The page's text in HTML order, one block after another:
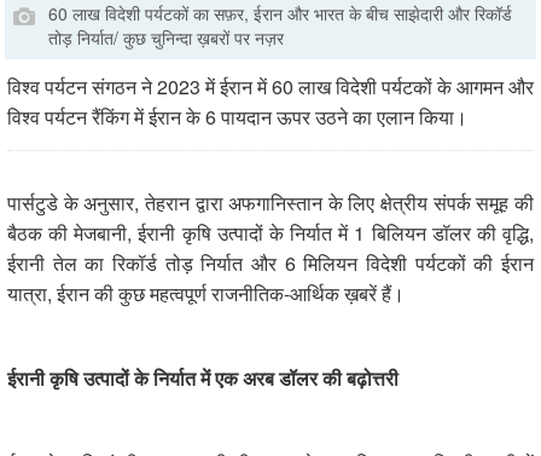
60 लाख विदेशी पर्यटकों का सफ़र, ईरान और भारत के बीच साझेदारी और रिकॉर्ड
तोड़ निर्यात/ कुछ चुनिन्दा ख़बरों पर नज़र
विश्व पर्यटन संगठन ने 2023 में ईरान में 60 लाख विदेशी पर्यटकों के आगमन और
विश्व पर्यटन रैंकिंग में ईरान के 6 पायदान ऊपर उठने का एलान किया।
पार्सटुडे के अनुसार, तेहरान द्वारा अफगानिस्तान के लिए क्षेत्रीय संपर्क समूह की
बैठक की मेजबानी, ईरानी कृषि उत्पादों के निर्यात में 1 बिलियन डॉलर की वृद्धि,
ईरानी तेल का रिकॉर्ड तोड़ निर्यात और 6 मिलियन विदेशी पर्यटकों की ईरान
यात्रा, ईरान की कुछ महत्वपूर्ण राजनीतिक-आर्थिक ख़बरें हैं।
ईरानी कृषि उत्पादों के निर्यात में एक अरब डॉलर की बढ़ोत्तरी